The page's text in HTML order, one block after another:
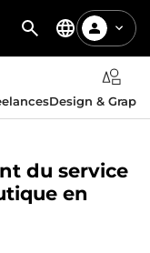
Design &
du service
en